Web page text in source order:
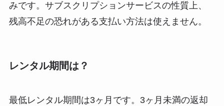
みです。サブスクリプションサービスの性質上、
残高不足の恐れがある支払い方法は使えません。
レンタル期間は？
最低レンタル期間は3ヶ月 です。3ヶ月未満の返却